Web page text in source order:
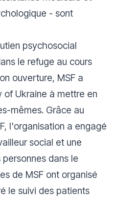
- sont
psychosocial
le refuge au cours
ouverture, MSF a
of Ukraine à mettre en
mêmes. Grâce au
l'organisation a engagé
social et une
dans le
de MSF ont organisé
le suivi des patients